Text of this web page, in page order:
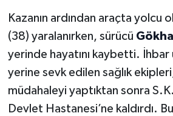
Kazanın ardından araçta yolcu
(38) yaralanırken, sürücü
yerinde hayatını kaybetti.
yerine sevk edilen sağlık
müdahaleyi yaptıktan sonra
Devlet Hastanesi’ne kaldırdı.